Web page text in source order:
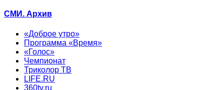
СМИ. Архив
«Доброе утро»
Программа «Время»
«Голос»
Чемпионат
Триколор ТВ
LIFE.RU
360tv.ru